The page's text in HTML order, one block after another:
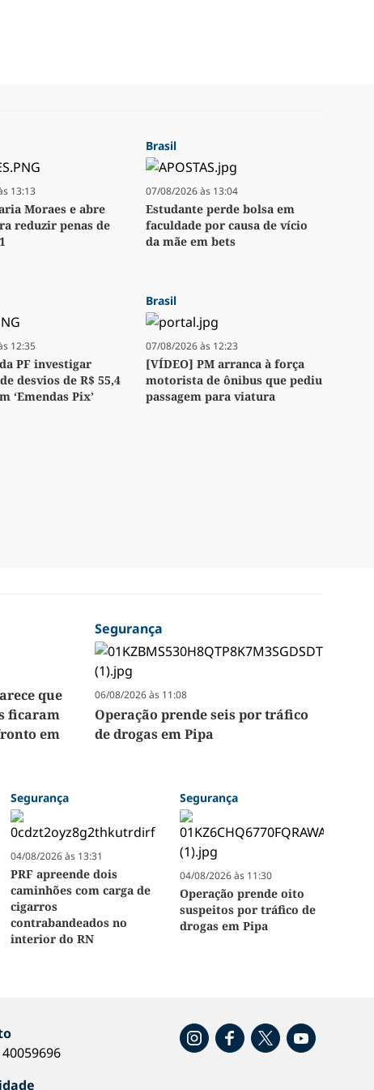
13:13
Moraes e abre
reduzir penas de
Brasil
07/08/2026 às 13:04
Estudante perde bolsa em
faculdade por causa de vício
da mãe em bets
12:35
PF investigar
desvios de R$ 55,4
‘Emendas Pix’
Brasil
07/08/2026 às 12:23
[VÍDEO] PM arranca à força
motorista de ônibus que pediu
passagem para viatura
que
ficaram
em
Segurança
06/08/2026 às 11:08
Operação prende seis por tráfico
de drogas em Pipa
Segurança
04/08/2026 às 13:31
PRF apreende dois
caminhões com carga de
cigarros
contrabandeados no
interior do RN
Segurança
04/08/2026 às 11:30
Operação prende oito
suspeitos por tráfico de
drogas em Pipa